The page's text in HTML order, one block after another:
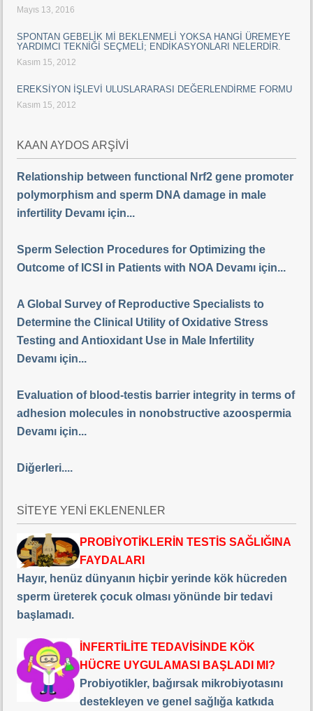
Mayıs 13, 2016
SPONTAN GEBELİK Mİ BEKLENMELİ YOKSA HANGİ ÜREMEYE
YARDIMCI TEKNİĞİ SEÇMELİ; ENDİKASYONLARI NELERDİR.
Kasım 15, 2012
EREKSİYON İŞLEVİ ULUSLARARASI DEĞERLENDİRME FORMU
Kasım 15, 2012
KAAN AYDOS ARŞİVİ
Relationship between functional Nrf2 gene promoter
polymorphism and sperm DNA damage in male
infertility Devamı için...
Sperm Selection Procedures for Optimizing the
Outcome of ICSI in Patients with NOA Devamı için...
A Global Survey of Reproductive Specialists to
Determine the Clinical Utility of Oxidative Stress
Testing and Antioxidant Use in Male Infertility
Devamı için...
Evaluation of blood-testis barrier integrity in terms of
adhesion molecules in nonobstructive azoospermia
Devamı için...
Diğerleri....
SİTEYE YENİ EKLENENLER
PROBİYOTİKLERİN TESTİS SAĞLIĞINA
FAYDALARI
Hayır, henüz dünyanın hiçbir yerinde kök hücreden
sperm üreterek çocuk olması yönünde bir tedavi
başlamadı.
İNFERTİLİTE TEDAVİSİNDE KÖK
HÜCRE UYGULAMASI BAŞLADI MI?
Probiyotikler, bağırsak mikrobiyotasını
destekleyen ve genel sağlığa katkıda